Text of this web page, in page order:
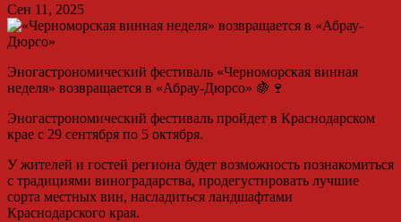
Сен 11, 2025
Эногастрономический фестиваль «Черноморская винная
неделя» возвращается в «Абрау-Дюрсо» 🍇🍷
Эногастрономический фестиваль пройдет в Краснодарском
крае с 29 сентября по 5 октября.
У жителей и гостей региона будет возможность познакомиться
с традициями виноградарства, продегустировать лучшие
сорта местных вин, насладиться ландшафтами
Краснодарского края.